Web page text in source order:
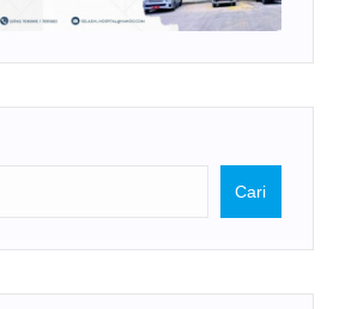
Cari